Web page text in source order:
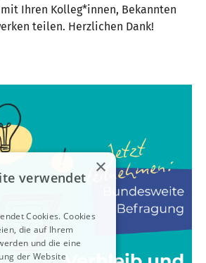
Ihren Kolleg*innen, Bekannten
teilen. Herzlichen Dank!
×
verwendet
Cookies. Cookies
die auf Ihrem
und die eine
der Website